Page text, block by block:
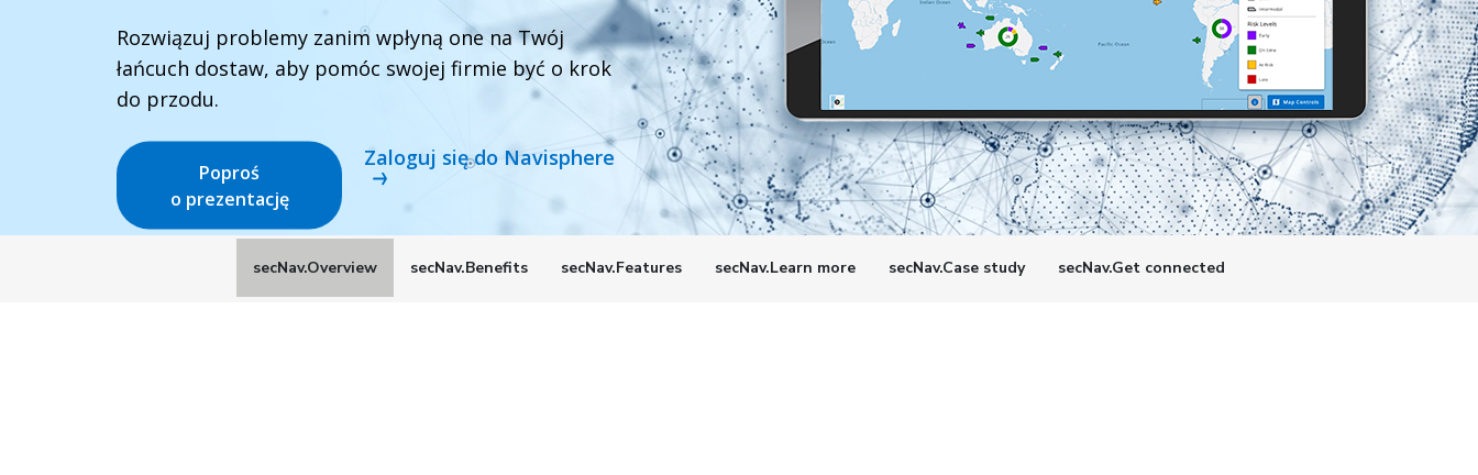
Rozwiązuj problemy zanim wpłyną one na Twój
łańcuch dostaw, aby pomóc swojej firmie być o krok
do przodu.
Poproś
o prezentację
Zaloguj się do Navisphere
secNav.Overview secNav.Benefits secNav.Features secNav.Learn more secNav.Case study secNav.Get connected